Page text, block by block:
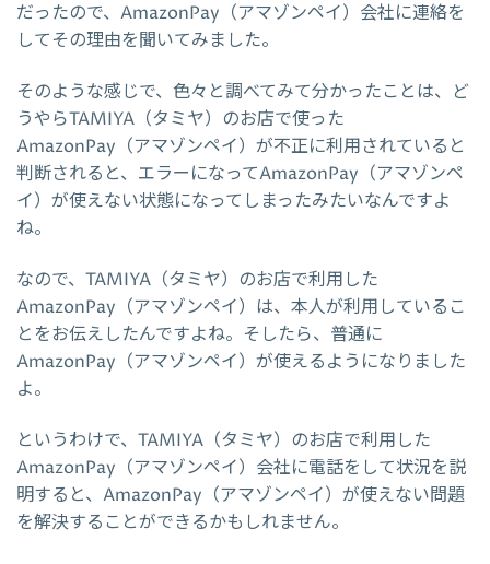
だったので、AmazonPay（アマゾンペイ）会社に連絡を
してその理由を聞いてみました。
そのような感じで、色々と調べてみて分かったことは、ど
うやらTAMIYA（タミヤ）のお店で使った
AmazonPay（アマゾンペイ）が不正に利用されていると
判断されると、エラーになってAmazonPay（アマゾンペ
イ）が使えない状態になってしまったみたいなんですよ
ね。
なので、TAMIYA（タミヤ）のお店で利用した
AmazonPay（アマゾンペイ）は、本人が利用しているこ
とをお伝えしたんですよね。そしたら、普通に
AmazonPay（アマゾンペイ）が使えるようになりました
よ。
というわけで、TAMIYA（タミヤ）のお店で利用した
AmazonPay（アマゾンペイ）会社に電話をして状況を説
明すると、AmazonPay（アマゾンペイ）が使えない問題
を解決することができるかもしれません。